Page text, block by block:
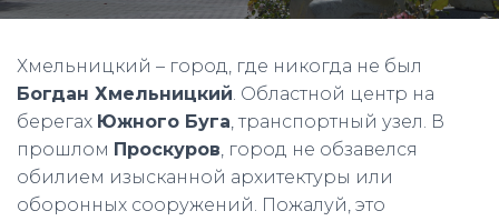
Г
Хмельницкий – город, где никогда не был
Богдан Хмельницкий. Областной центр на
берегах Южного Буга, транспортный узел. В
прошлом Проскуров, город не обзавелся
обилием изысканной архитектуры или
оборонных сооружений. Пожалуй, это